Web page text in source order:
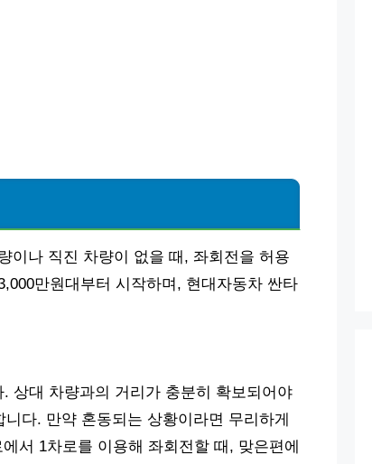
이나 직진 차량이 없을 때, 좌회전을 허용
만원대부터 시작하며, 현대자동차 싼타
상대 차량과의 거리가 충분히 확보되어야
다. 만약 혼동되는 상황이라면 무리하게
서 1차로를 이용해 좌회전할 때, 맞은편에